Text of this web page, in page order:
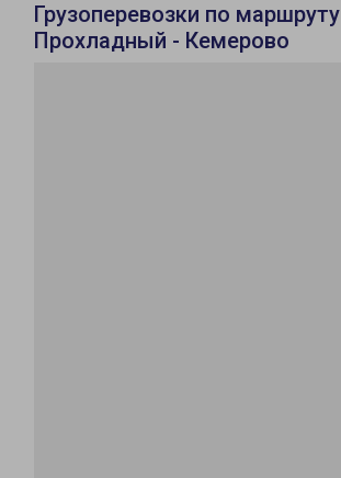
Грузоперевозки по маршруту
Прохладный - Кемерово